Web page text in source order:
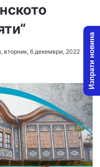
вторник, 6 декември, 2022 Изпрати новина